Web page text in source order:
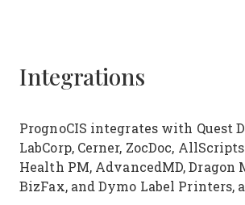
Integrations
PrognoCIS integrates with Quest
LabCorp, Cerner, ZocDoc,
Health PM, AdvancedMD, Dragon
BizFax, and Dymo Label Printers,